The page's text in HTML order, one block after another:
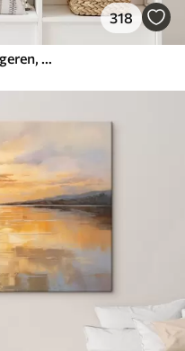
318
Absztrakció a vitorlásokkal a tengeren, akril stílusban, naplemente